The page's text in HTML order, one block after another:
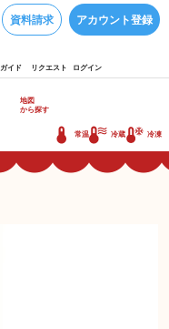
資料請求 アカウント登録
ガイド リクエスト ログイン
地図
から探す
常温 冷蔵 冷凍